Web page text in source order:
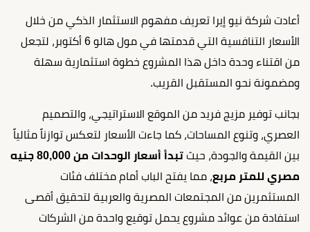
أعادت شركة نيو إيرا تعريف مفهوم الاستثمار الذكي من خلال
الأسعار التنافسية التي قدمتها في مول هالو 6 أكتوبر، لتجعل
من اقتناء وحدة داخل هذا المشروع خطوة استثمارية سهلة
ومضمونة نحو المستقبل القريب.
بجانب توفير مزيج فريد من الموقع الاستراتيجي، والتصميم
العصري، وتنوع المساحات، كما جاءت الأسعار لتعكس توازناً مثالياً
بين القيمة والجودة، حيث
تبدأ أسعار الوحدات من 80,000 جنيه
مصري للمتر مربع، مما يفتح الباب أمام مختلف فئات
المستثمرين من المجتمعات المصرية والعربية لتحقيق أقصى
استفادة من عوائد مشروع يحمل توقيع واحدة من الشركات